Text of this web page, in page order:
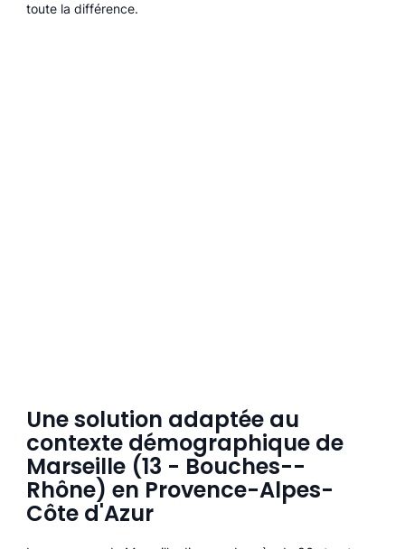
toute la différence.
Une solution adaptée au
contexte démographique de
Marseille (13 - Bouches--
Rhône) en Provence-Alpes-
Côte d'Azur